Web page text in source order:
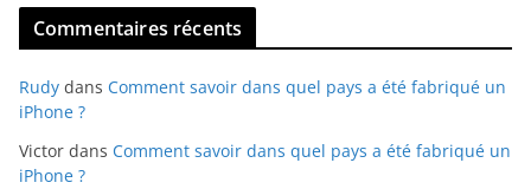
Commentaires récents
Rudy dans Comment savoir dans quel pays a été fabriqué un
iPhone ?
Victor dans Comment savoir dans quel pays a été fabriqué un
iPhone ?